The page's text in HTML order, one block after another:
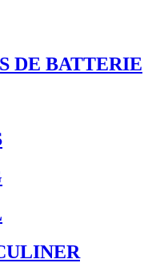
DE BATTERIE